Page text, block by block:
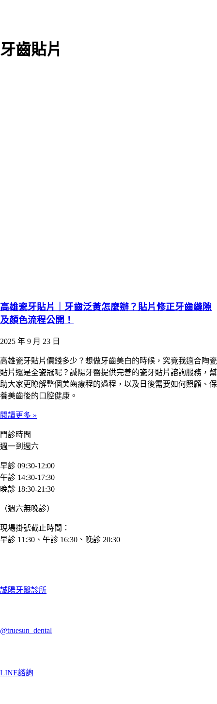
牙齒貼片
高雄瓷牙貼片｜牙齒泛黃怎麼辦？貼片修正牙齒縫隙
及顏色流程公開！
2025 年 9 月 23 日
高雄瓷牙貼片價錢多少？想做牙齒美白的時候，究竟我適合陶瓷
貼片還是全瓷冠呢？誠陽牙醫提供完善的瓷牙貼片諮詢服務，幫
助大家更瞭解整個美齒療程的過程，以及日後需要如何照顧、保
養美齒後的口腔健康。
閱讀更多 »
門診時間
週一到週六
早診 09:30-12:00
午診 14:30-17:30
晚診 18:30-21:30
（週六無晚診）
現場掛號截止時間：
早診 11:30、午診 16:30、晚診 20:30
誠陽牙醫診所
@truesun_dental
LINE諮詢